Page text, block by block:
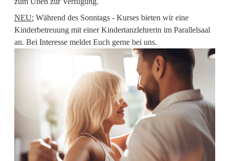
NEU: Während des Sonntags - Kurses bieten wir eine
Kinderbetreuung mit einer Kindertanzlehrerin im Parallelsaal
an. Bei Interesse meldet Euch gerne bei uns.